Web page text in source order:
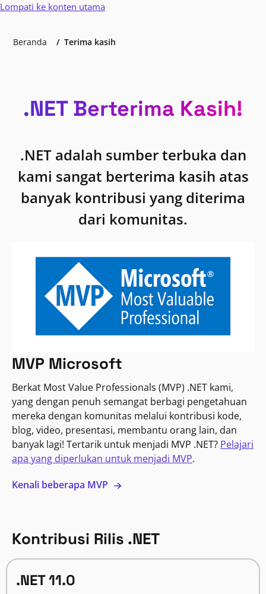
Lompati ke konten utama
Beranda Terima kasih
.NET Berterima Kasih!
.NET adalah sumber terbuka dan
kami sangat berterima kasih atas
banyak kontribusi yang diterima
dari komunitas.
MVP Microsoft
Berkat Most Value Professionals (MVP) .NET kami,
yang dengan penuh semangat berbagi pengetahuan
mereka dengan komunitas melalui kontribusi kode,
blog, video, presentasi, membantu orang lain, dan
banyak lagi! Tertarik untuk menjadi MVP .NET? Pelajari
apa yang diperlukan untuk menjadi MVP.
Kenali beberapa MVP
Kontribusi Rilis .NET
.NET 11.0